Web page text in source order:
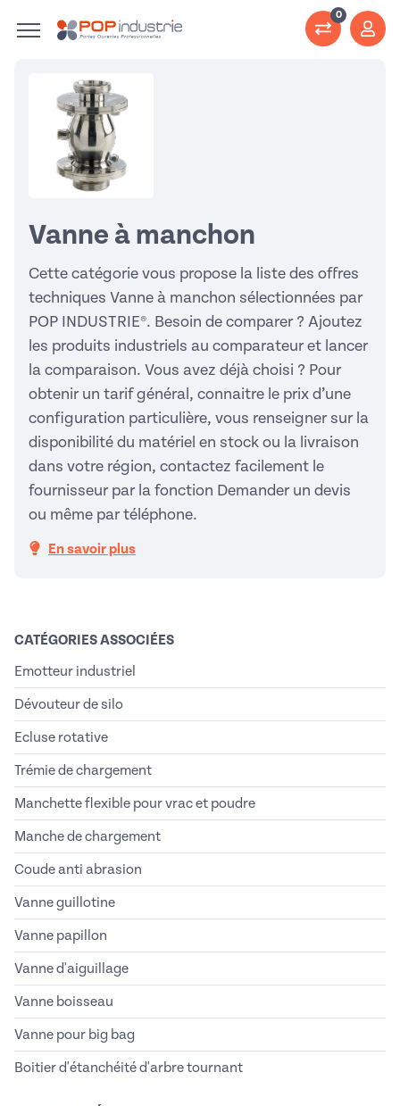
0
Vanne à manchon
Cette catégorie vous propose la liste des offres
techniques Vanne à manchon sélectionnées par
POP INDUSTRIE®. Besoin de comparer ? Ajoutez
les produits industriels au comparateur et lancer
la comparaison. Vous avez déjà choisi ? Pour
obtenir un tarif général, connaitre le prix d’une
configuration particulière, vous renseigner sur la
disponibilité du matériel en stock ou la livraison
dans votre région, contactez facilement le
fournisseur par la fonction Demander un devis
ou même par téléphone.
En savoir plus
CATÉGORIES ASSOCIÉES
Emotteur industriel
Dévouteur de silo
Ecluse rotative
Trémie de chargement
Manchette flexible pour vrac et poudre
Manche de chargement
Coude anti abrasion
Vanne guillotine
Vanne papillon
Vanne d'aiguillage
Vanne boisseau
Vanne pour big bag
Boitier d'étanchéité d'arbre tournant